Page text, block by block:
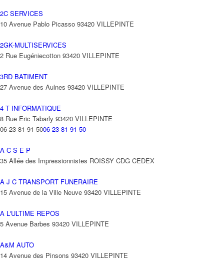
2C SERVICES
10 Avenue Pablo Picasso 93420 VILLEPINTE
2GK-MULTISERVICES
2 Rue Eugéniecotton 93420 VILLEPINTE
3RD BATIMENT
27 Avenue des Aulnes 93420 VILLEPINTE
4 T INFORMATIQUE
8 Rue Eric Tabarly 93420 VILLEPINTE
06 23 81 91 5006 23 81 91 50
A C S E P
35 Allée des Impressionnistes ROISSY CDG CEDEX
A J C TRANSPORT FUNERAIRE
15 Avenue de la Ville Neuve 93420 VILLEPINTE
A L'ULTIME REPOS
5 Avenue Barbes 93420 VILLEPINTE
A&M AUTO
14 Avenue des Pinsons 93420 VILLEPINTE